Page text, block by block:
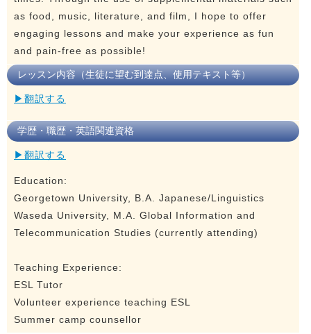
as food, music, literature, and film, I hope to offer
engaging lessons and make your experience as fun
and pain-free as possible!
レッスン内容（生徒に望む到達点、使用テキスト等）
▶翻訳する
学歴・職歴・英語関連資格
▶翻訳する
Education:
Georgetown University, B.A. Japanese/Linguistics
Waseda University, M.A. Global Information and
Telecommunication Studies (currently attending)
Teaching Experience:
ESL Tutor
Volunteer experience teaching ESL
Summer camp counsellor